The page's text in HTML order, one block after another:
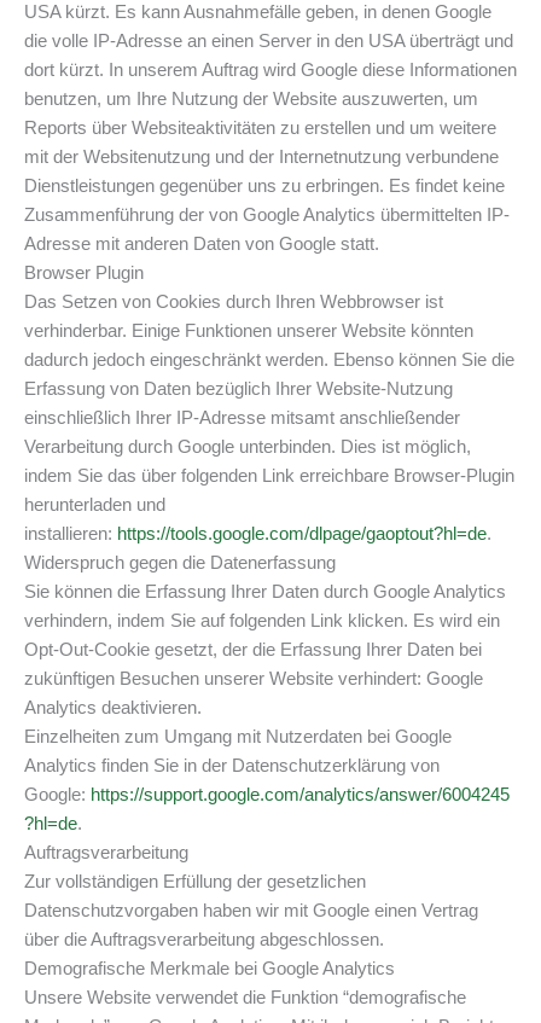
USA kürzt. Es kann Ausnahmefälle geben, in denen Google
die volle IP-Adresse an einen Server in den USA überträgt und
dort kürzt. In unserem Auftrag wird Google diese Informationen
benutzen, um Ihre Nutzung der Website auszuwerten, um
Reports über Websiteaktivitäten zu erstellen und um weitere
mit der Websitenutzung und der Internetnutzung verbundene
Dienstleistungen gegenüber uns zu erbringen. Es findet keine
Zusammenführung der von Google Analytics übermittelten IP-
Adresse mit anderen Daten von Google statt.
Browser Plugin
Das Setzen von Cookies durch Ihren Webbrowser ist
verhinderbar. Einige Funktionen unserer Website könnten
dadurch jedoch eingeschränkt werden. Ebenso können Sie die
Erfassung von Daten bezüglich Ihrer Website-Nutzung
einschließlich Ihrer IP-Adresse mitsamt anschließender
Verarbeitung durch Google unterbinden. Dies ist möglich,
indem Sie das über folgenden Link erreichbare Browser-Plugin
herunterladen und
installieren: https://tools.google.com/dlpage/gaoptout?hl=de.
Widerspruch gegen die Datenerfassung
Sie können die Erfassung Ihrer Daten durch Google Analytics
verhindern, indem Sie auf folgenden Link klicken. Es wird ein
Opt-Out-Cookie gesetzt, der die Erfassung Ihrer Daten bei
zukünftigen Besuchen unserer Website verhindert: Google
Analytics deaktivieren.
Einzelheiten zum Umgang mit Nutzerdaten bei Google
Analytics finden Sie in der Datenschutzerklärung von
Google: https://support.google.com/analytics/answer/6004245
?hl=de.
Auftragsverarbeitung
Zur vollständigen Erfüllung der gesetzlichen
Datenschutzvorgaben haben wir mit Google einen Vertrag
über die Auftragsverarbeitung abgeschlossen.
Demografische Merkmale bei Google Analytics
Unsere Website verwendet die Funktion “demografische